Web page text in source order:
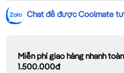
Chat để được Coolmate
Miễn phí giao hàng nhanh
1.500.000đ